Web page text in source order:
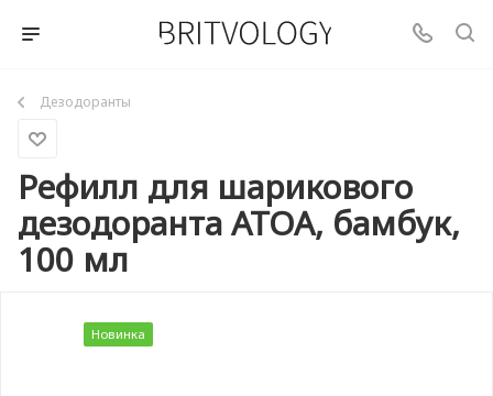
Дезодоранты
Рефилл для шарикового
дезодоранта ATOA, бамбук,
100 мл
Новинка